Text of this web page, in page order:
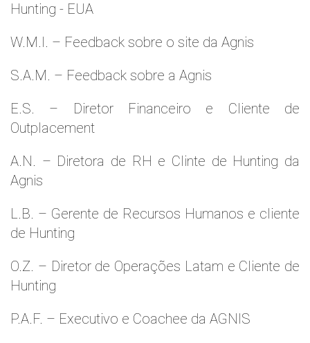
Hunting - EUA
W.M.l. – Feedback sobre o site da Agnis
S.A.M. – Feedback sobre a Agnis
E.S. – Diretor Financeiro e Cliente de
Outplacement
A.N. – Diretora de RH e Clinte de Hunting da
Agnis
L.B. – Gerente de Recursos Humanos e cliente
de Hunting
O.Z. – Diretor de Operações Latam e Cliente de
Hunting
P.A.F. – Executivo e Coachee da AGNIS